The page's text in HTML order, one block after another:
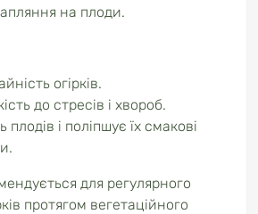
на плоди.
огірків.
до стресів і хвороб.
плодів і поліпшує їх смакові
для регулярного
протягом вегетаційного